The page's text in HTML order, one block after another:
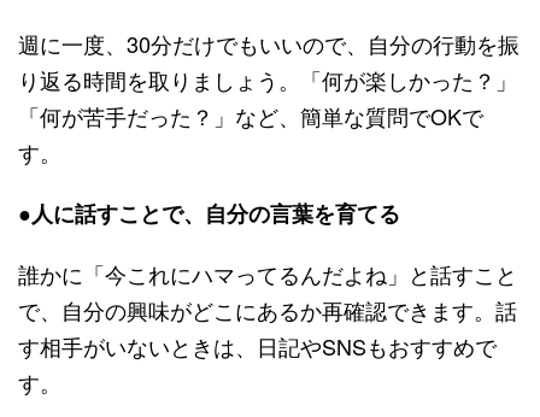
週に一度、30分だけでもいいので、自分の行動を振
り返る時間を取りましょう。「何が楽しかった？」
「何が苦手だった？」など、簡単な質問でOKで
す。
●人に話すことで、自分の言葉を育てる
誰かに「今これにハマってるんだよね」と話すこと
で、自分の興味がどこにあるか再確認できます。話
す相手がいないときは、日記やSNSもおすすめで
す。